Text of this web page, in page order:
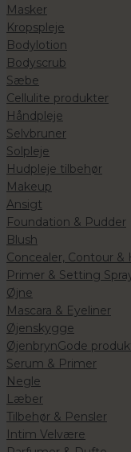
Masker
Kropspleje
Bodylotion
Bodyscrub
Sæbe
Cellulite produkter
Håndpleje
Selvbruner
Solpleje
Hudpleje tilbehør
Makeup
Ansigt
Foundation & Pudder
Blush
Concealer, Contour &
Primer & Setting
Øjne
Mascara & Eyeliner
Øjenskygge
ØjenbrynGode
Serum & Primer
Negle
Læber
Tilbehør & Pensler
Intim Velvære